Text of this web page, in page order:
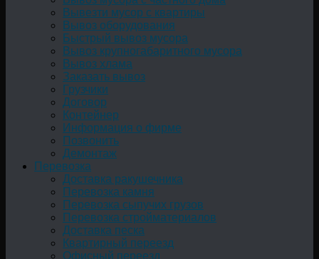
Вывезти мусор с квартиры
Вывоз оборудования
Быстрый вывоз мусора
Вывоз крупногабаритного мусора
Вывоз хлама
Заказать вывоз
Грузчики
Договор
Контейнер
Информация о фирме
Позвонить
Демонтаж
Перевозка
Доставка ракушечника
Перевозка камня
Перевозка сыпучих грузов
Перевозка стройматериалов
Доставка песка
Квартирный переезд
Офисный переезд